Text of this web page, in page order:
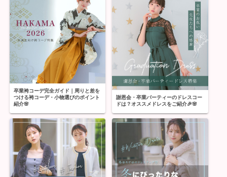
卒業袴コーデ完全ガイド｜周りと差を
つける袴コーデ・小物選びのポイント
紹介🌸
謝恩会・卒業パーティーのドレスコー
ドは？オススメドレスをご紹介🎉🌸